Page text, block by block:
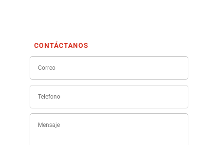
CONTÁCTANOS